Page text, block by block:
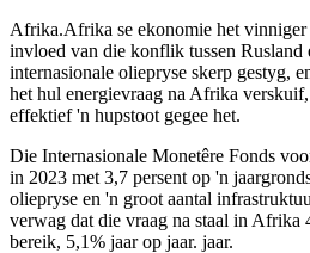
Afrika.Afrika se ekonomie het
invloed van die konflik tussen Rusland
internasionale oliepryse skerp gestyg,
het hul energievraag na Afrika
effektief 'n hupstoot gegee het.
Die Internasionale Monetêre Fonds
in 2023 met 3,7 persent op 'n
oliepryse en 'n groot aantal
verwag dat die vraag na staal in Afrika
bereik, 5,1% jaar op jaar. jaar.